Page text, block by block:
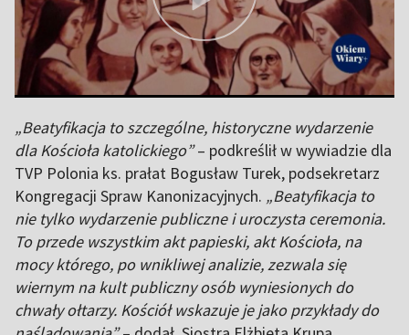
„Beatyfikacja to szczególne, historyczne wydarzenie
dla Kościoła katolickiego”– podkreślił w wywiadzie dla
TVP Polonia ks. prałat Bogusław Turek, podsekretarz
Kongregacji Spraw Kanonizacyjnych. „Beatyfikacja to
nie tylko wydarzenie publiczne i uroczysta ceremonia.
To przede wszystkim akt papieski, akt Kościoła, na
mocy którego, po wnikliwej analizie, zezwala się
wiernym na kult publiczny osób wyniesionych do
chwały ołtarzy. Kościół wskazuje je jako przykłady do